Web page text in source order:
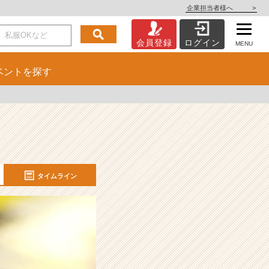
企業担当者様へ >
会員登録 ログイン MENU
ント を探す
タイムライン